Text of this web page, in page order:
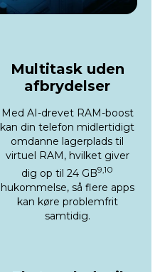
Multitask uden
afbrydelser
Med AI-drevet RAM-boost
kan din telefon midlertidigt
omdanne lagerplads til
virtuel RAM, hvilket giver
dig op til 24 GB9,10
hukommelse, så flere apps
kan køre problemfrit
samtidig.